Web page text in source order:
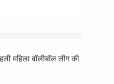
महिला वॉलीबॉल लीग की